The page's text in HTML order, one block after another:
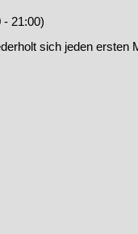
- 21:00)
sich jeden ersten